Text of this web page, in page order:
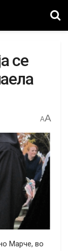
се
AA
Марче, во